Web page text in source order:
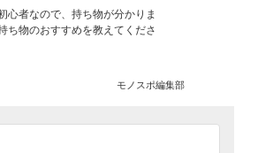
心者なので、持ち物が分かりま
ち物のおすすめを教えてくださ
モノスポ編集部